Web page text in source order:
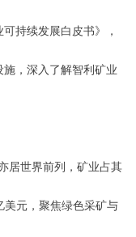
持续发展白皮书》，
，深入了解智利矿业
居世界前列，矿业占其
美元，聚焦绿色采矿与